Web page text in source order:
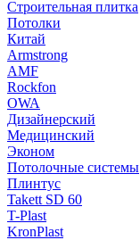
Строительная плитка
Потолки
Китай
Armstrong
AMF
Rockfon
OWA
Дизайнерский
Медицинский
Эконом
Потолочные системы
Плинтус
Takett SD 60
T-Plast
KronPlast